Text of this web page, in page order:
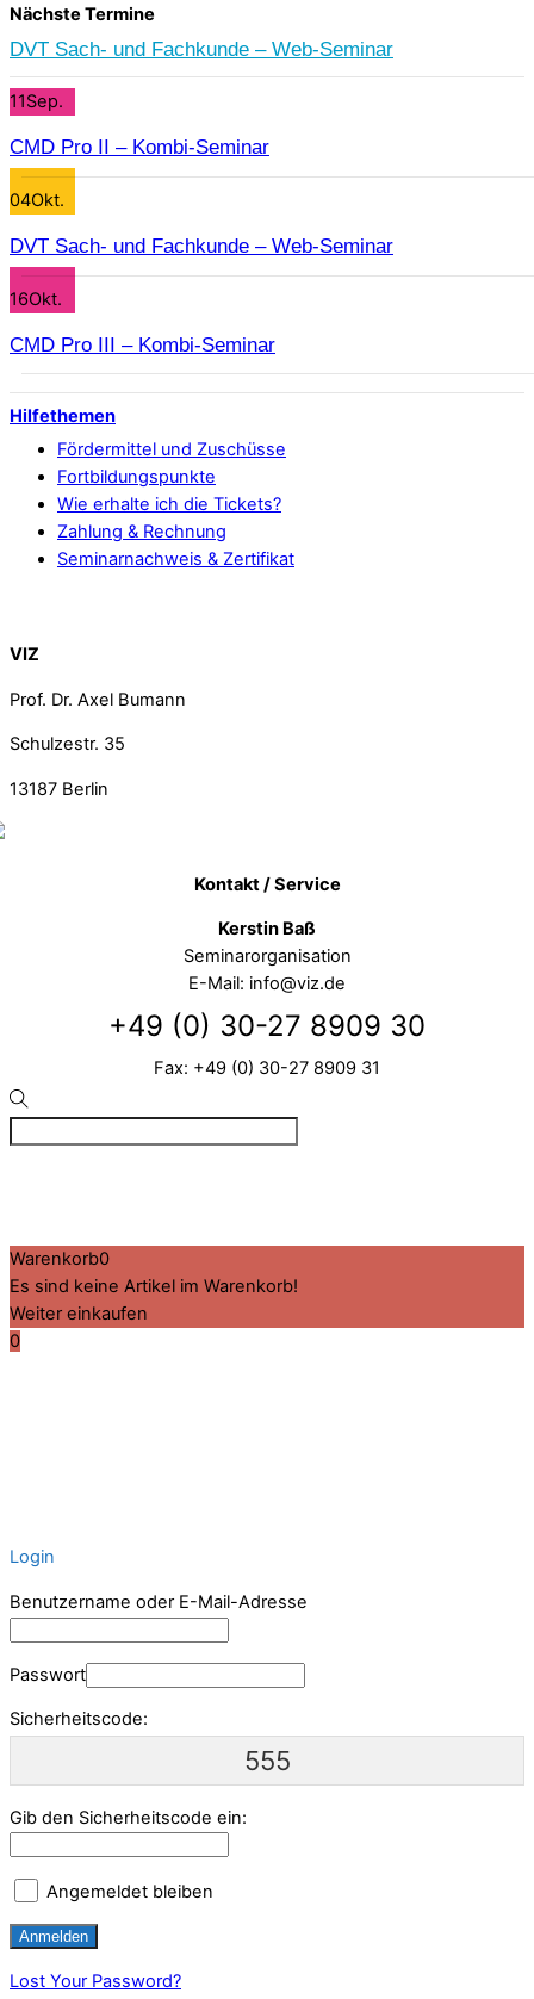
Nächste Termine
DVT Sach- und Fachkunde – Web-Seminar
11Sep.
CMD Pro II – Kombi-Seminar
04Okt.
DVT Sach- und Fachkunde – Web-Seminar
16Okt.
CMD Pro III – Kombi-Seminar
Hilfethemen
Fördermittel und Zuschüsse
Fortbildungspunkte
Wie erhalte ich die Tickets?
Zahlung & Rechnung
Seminarnachweis & Zertifikat
VIZ
Prof. Dr. Axel Bumann
Schulzestr. 35
13187 Berlin
Kontakt / Service
Kerstin Baß
Seminarorganisation
E-Mail: info@viz.de
+49 (0) 30-27 8909 30
Fax: +49 (0) 30-27 8909 31
Warenkorb0
Es sind keine Artikel im Warenkorb!
Weiter einkaufen
0
Login
Benutzername oder E-Mail-Adresse
Passwort
Sicherheitscode:
555
Gib den Sicherheitscode ein:
Angemeldet bleiben
Lost Your Password?